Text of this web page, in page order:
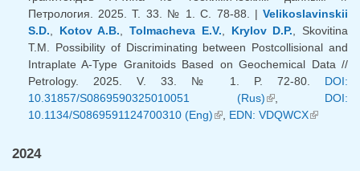
Петрология. 2025. Т. 33. № 1. С. 78-88. | Velikoslavinskii
S.D.
Kotov A.B. ,Tolmacheva E.V. Krylov D.P. , Skovitina
T.M. Possibility of Discriminating between Postcollisional and
Intraplate A-Type Granitoids Based on Geochemical Data //
Petrology. 2025. V. 33. № 1. P. 72-80. DOI:
10.31857/S0869590325010051 (Rus)(внешняя
ссылка)
, DOI:
10.1134/S0869591124700310 (Eng)(внешняя ссылка)
EDN: VDQWCX(внешняя
2024